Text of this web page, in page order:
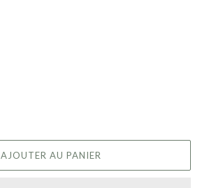
AJOUTER AU PANIER